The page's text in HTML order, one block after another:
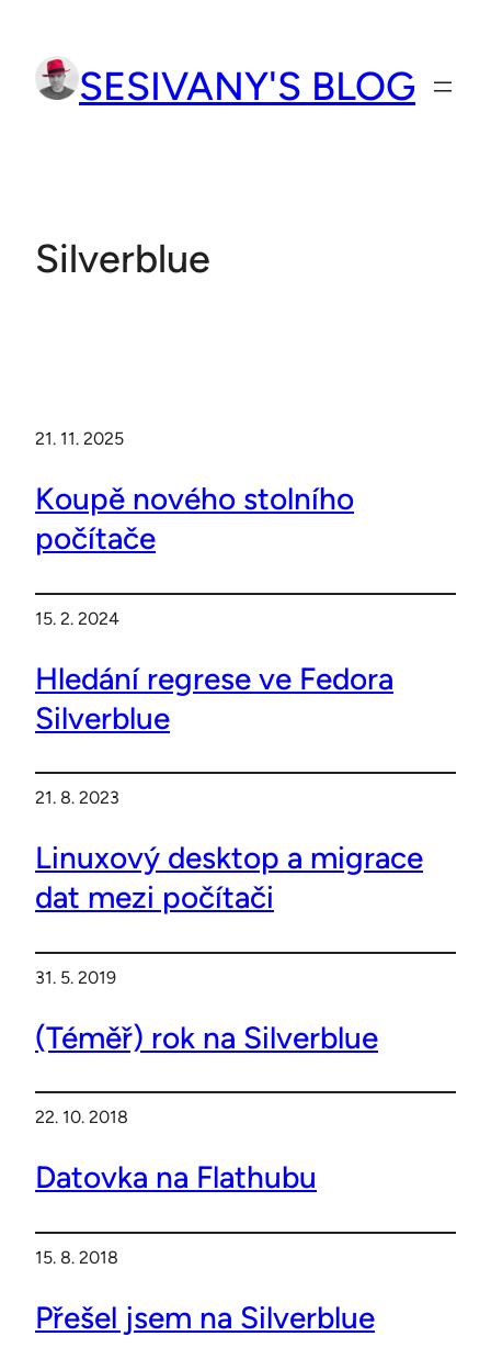
obsah
SESIVANY'S BLOG
Silverblue
21. 11. 2025
Koupě nového stolního
počítače
15. 2. 2024
Hledání regrese ve Fedora
Silverblue
21. 8. 2023
Linuxový desktop a migrace
dat mezi počítači
31. 5. 2019
(Téměř) rok na Silverblue
22. 10. 2018
Datovka na Flathubu
15. 8. 2018
Přešel jsem na Silverblue